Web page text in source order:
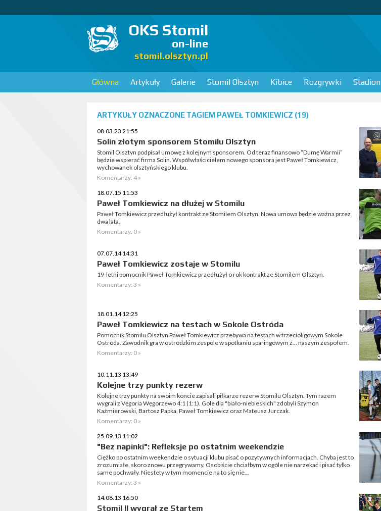
OKS Stomil
on-line
stomil.olsztyn.pl
Główna Artykuły Galerie Stomil Olsztyn Kibice Rozgrywki Stadion
ARTYKUŁY OZNACZONE TAGIEM PAWEŁ TOMKIEWICZ (19)
08.03.23 21:55
Solin złotym sponsorem Stomilu Olsztyn
Stomil Olsztyn podpisał umowę z kolejnym sponsorem. Od teraz finansowo “Dumę Warmii”
będzie wspierać firma Solin. Współwłaścicielem nowego sponsora jest Paweł Tomkiewicz,
wychowanek olsztyńskiego klubu.
Komentarzy: 4 »
18.07.15 11:53
Paweł Tomkiewicz na dłużej w Stomilu
Paweł Tomkiewicz przedłużył kontrakt ze Stomilem Olsztyn. Nowa umowa będzie ważna przez
dwa lata.
Komentarzy: 0 »
07.07.14 14:31
Paweł Tomkiewicz zostaje w Stomilu
19-letni pomocnik Paweł Tomkiewicz przedłużył o rok kontrakt ze Stomilem Olsztyn.
Komentarzy: 3 »
18.01.14 12:25
Paweł Tomkiewicz na testach w Sokole Ostróda
Pomocnik Stomilu Olsztyn Paweł Tomkiewicz przebywa na testach w trzecioligowym Sokole
Ostróda. Zawodnik gra w ostródzkim zespole w spotkaniu sparingowym z... naszym zespołem.
Komentarzy: 0 »
10.11.13 13:49
Kolejne trzy punkty rezerw
Kolejne trzy punkty na swoim koncie zapisali piłkarze rezerw Stomilu Olsztyn. Tym razem
wygrali z Vęgoria Węgorzewo 4:1 (1:1). Gole dla "biało-niebieskich" zdobyli Szymon
Kaźmierowski, Bartosz Papka, Paweł Tomkiewicz oraz Mateusz Jurczak.
Komentarzy: 0 »
25.09.13 11:02
"Bez napinki": Refleksje po ostatnim weekendzie
Ciężko po ostatnim weekendzie o sytuacji klubu pisać o pozytywnych informacjach. Chyba jest to
zrozumiałe, skoro znowu przegrywamy. Osobiście chciałbym w ogóle nie narzekać i pisać tylko
same pochwały. Niestety w tym momencie na to się nie...
Komentarzy: 3 »
14.08.13 16:50
Stomil II wygrał ze Startem